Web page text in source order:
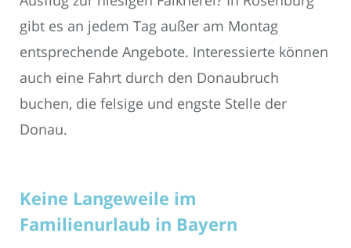
gibt es an jedem Tag außer am Montag
entsprechende Angebote. Interessierte können
auch eine Fahrt durch den Donaubruch
buchen, die felsige und engste Stelle der
Donau.
Keine Langeweile im
Familienurlaub in Bayern